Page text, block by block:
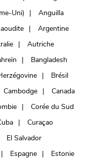
Uni)
Anguilla
Argentine
Autriche
Bangladesh
Brésil
Cambodge
Canada
Corée du Sud
Curaçao
El Salvador
Espagne
Estonie